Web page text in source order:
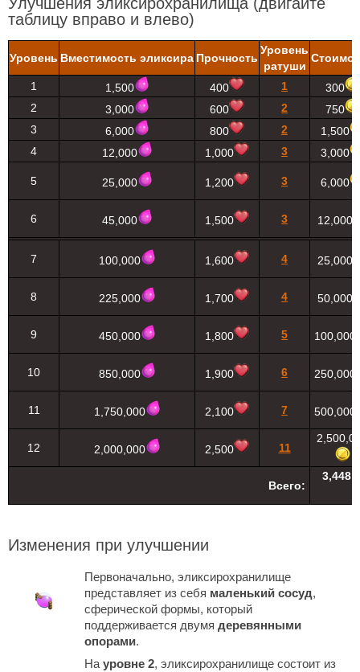
таблицу вправо и влево)
Уровень Вместимость эликсира Прочность
Уровень
ратуши
1 1,500 400 1
300
2
3,000 600 2
750
3
6,000 800 2
1,500
4
12,000 1,000 3 3,000
5 25,000 1,200 3 6,000
6 45,000 1,500 3 12,000
7 100,000 1,600 4 25,000
8 225,000 1,700 4 50,000
9 450,000 1,800 5 100,000
10 850,000 1,900 6 250,000
11 1,750,000 2,100 7 500,000
12 2,000,000 2,500 11
Всего:
Изменения при улучшении
Первоначально, эликсирохранилище
представляет из себя маленький сосуд,
сферической формы, который
поддерживается двумя деревянными
опорами.
На уровне 2, эликсирохранилище состоит из